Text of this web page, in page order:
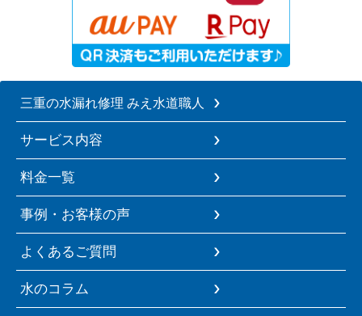
三重の水漏れ修理 みえ水道職人
サービス内容
料金一覧
事例・お客様の声
よくあるご質問
水のコラム